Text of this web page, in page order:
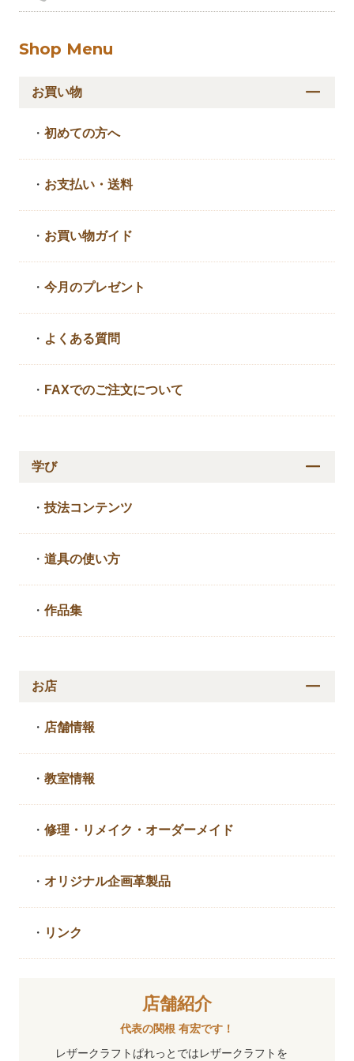
Shop Menu
お買い物
・初めての方へ
・ お支払い・送料
・ お買い物ガイド
・今月のプレゼント
・ よくある質問
・ FAXでのご注文について
学び
・技法コンテンツ
・道具の使い方
・作品集
お店
・ 店舗情報
・教室情報
・修理・リメイク・ オーダーメイド
・ オリジナル企画革製品
・ リンク
店舗紹介
代表の関根 有宏です！
レザークラフトぱれっとではレザークラフトを